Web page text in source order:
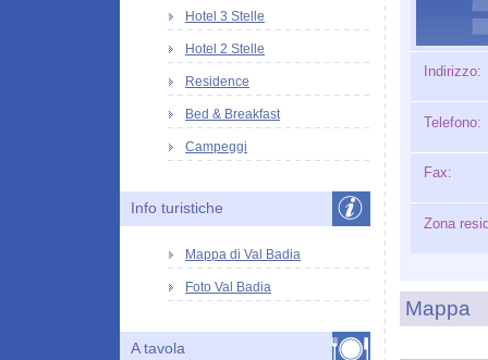
Indirizzo:
Telefono:
Fax:
Zona
Mappa
Hotel 3 Stelle
Hotel 2 Stelle
Residence
Bed & Breakfast
Campeggi
Info turistiche
Mappa di Val Badia
Foto Val Badia
A tavola